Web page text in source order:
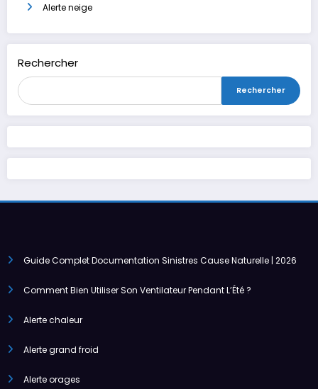
Alerte neige
Rechercher
Rechercher
Guide Complet Documentation Sinistres Cause Naturelle | 2026
Comment Bien Utiliser Son Ventilateur Pendant L’Été ?
Alerte chaleur
Alerte grand froid
Alerte orages